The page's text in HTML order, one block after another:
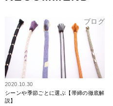
ブログ
2020.10.30
シーンや季節ごとに選ぶ【帯締の徹底解
説】